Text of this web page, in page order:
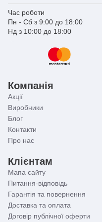
Час роботи
Пн - Сб з 9:00 до 18:00
Нд з 10:00 до 18:00
Компанія
Акції
Виробники
Блог
Контакти
Про нас
Клієнтам
Мапа сайту
Питання-відповідь
Гарантія та повернення
Доставка та оплата
Договір публічної оферти